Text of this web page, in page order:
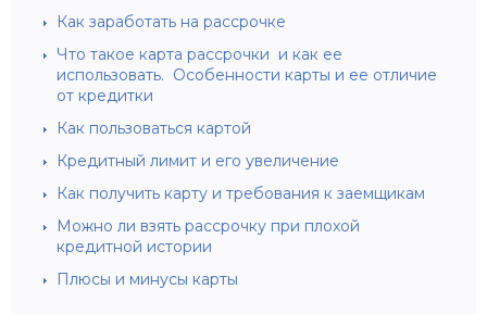
Как заработать на рассрочке
Что такое карта рассрочки и как ее
использовать. Особенности карты и ее отличие
от кредитки
Как пользоваться картой
Кредитный лимит и его увеличение
Как получить карту и требования к заемщикам
Можно ли взять рассрочку при плохой
кредитной истории
Плюсы и минусы карты